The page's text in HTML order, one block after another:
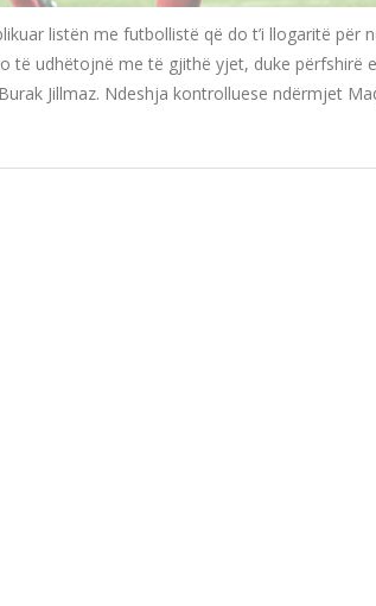
listën me futbollistë që do t’i llogaritë për
të udhëtojnë me të gjithë yjet, duke përfshirë
Jillmaz. Ndeshja kontrolluese ndërmjet